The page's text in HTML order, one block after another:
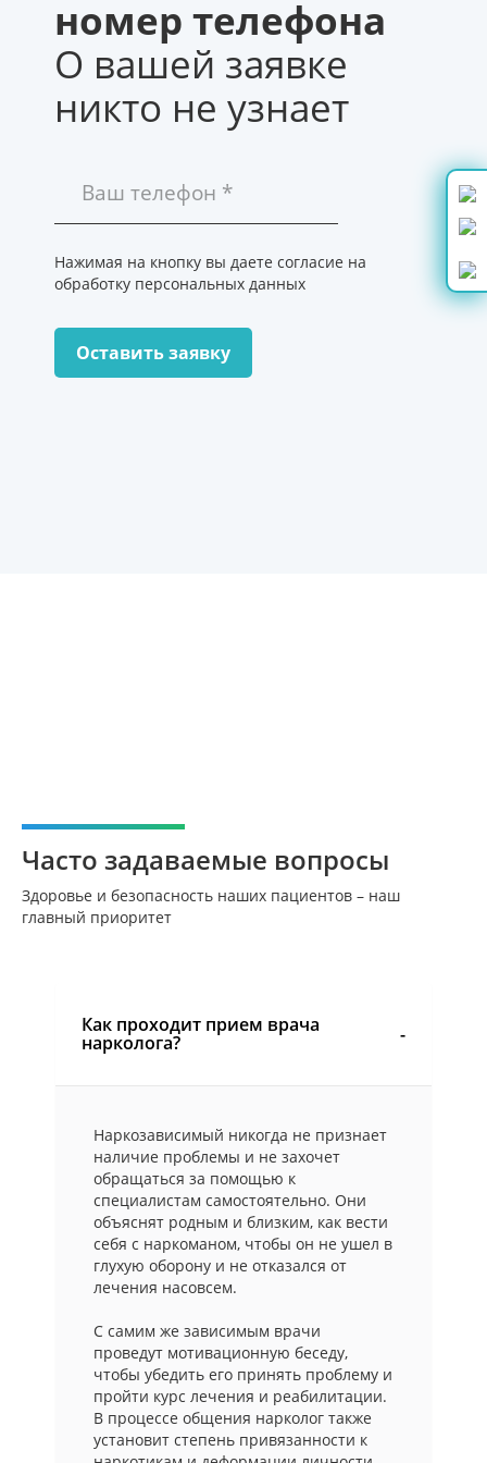
номер телефона
О вашей заявке
никто не узнает
Нажимая на кнопку вы даете согласие на
обработку персональных данных
Часто задаваемые вопросы
Здоровье и безопасность наших пациентов – наш
главный приоритет
Как проходит прием врача
нарколога?
Наркозависимый никогда не признает
наличие проблемы и не захочет
обращаться за помощью к
специалистам самостоятельно. Они
объяснят родным и близким, как вести
себя с наркоманом, чтобы он не ушел в
глухую оборону и не отказался от
лечения насовсем.
С самим же зависимым врачи
проведут мотивационную беседу,
чтобы убедить его принять проблему и
пройти курс лечения и реабилитации.
В процессе общения нарколог также
установит степень привязанности к